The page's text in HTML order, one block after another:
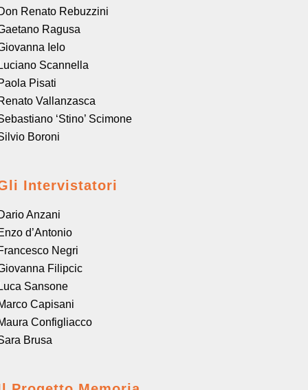
Renato Rebuzzini
Ragusa
Ielo
Luciano Scannella
Pisati
Vallanzasca
‘Stino’ Scimone
Boroni
Intervistatori
Anzani
d’Antonio
Negri
Filipcic
Luca Sansone
Capisani
Configliacco
Brusa